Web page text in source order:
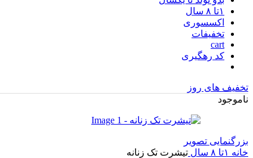
۱تا ۸ سال
اکسسوری
تخفیفات
cart
کد رهگیری
تخفیف های روز
ناموجود
بزرگنمایی تصویر
خانه ۱تا ۸ سال تیشرت تک زنانه